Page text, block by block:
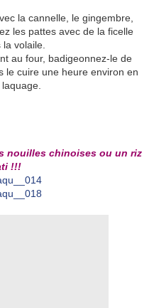
la cannelle, le gingembre,
les pattes avec de la ficelle
volaile.
au four, badigeonnez-le de
le cuire une heure environ en
nouilles chinoises ou un riz
!!!